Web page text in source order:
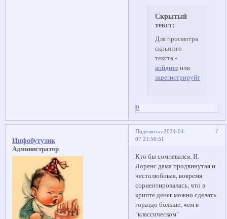
Скрытый
текст:
Для просмотра
скрытого
текста -
войдитеили
зарегистрируйтесь
0
Поделиться 7
2024-04-
07 21:50:51
Инфобутузик
Администратор
Кто бы сомневался. И.
Лоренс дама продвинутая и
честолюбивая, вовремя
сориентировалась, что в
крипте денег можно сделать
гораздо больше, чем в
"классическом"